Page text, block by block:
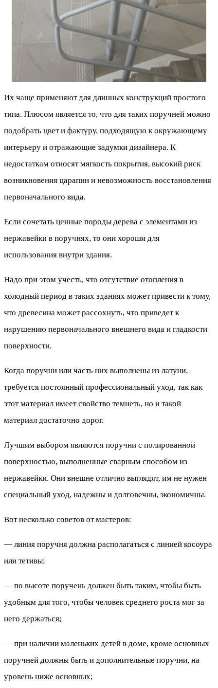
Их чаще применяют для длинных конструкций простого
типа. Плюсом является то, что для таких поручней можно
подобрать цвет и фактуру, подходящую к окружающему
интерьеру и отражающие задумки дизайнера. К
недостаткам относят мягкость покрытия, высокий риск
возникновения царапин и невозможность восстановления
первоначального вида.
Если сочетать ценные породы дерева с элементами из
нержавейки в поручнях, то они хороши для
использования внутри здания.
Надо при этом учесть, что отсутствие отопления в
холодный период в таких зданиях может привести к тому,
что древесина может рассохнуть, что приведет к
нарушению первоначального внешнего вида и гладкости
поверхности.
Когда поручни или часть них выполнены из латуни,
требуется постоянный профессиональный уход, так как
этот материал имеет свойство темнеть, но и такой
материал достаточно дорог.
Лучшим выбором являются поручни с полированной
поверхностью, выполненные сварным способом из
нержавейки. Они внешне отлично выглядят, им не нужен
специальный уход, надежны и долговечны, экономичны.
Вот несколько советов от мастеров:
— линия поручня должна располагаться с линией косоура
или тетивы;
— по высоте поручень должен быть таким, чтобы быть
удобным для того, чтобы человек среднего роста мог за
него держаться;
— при наличии маленьких детей в доме, кроме основных
поручней должны быть и дополнительные поручни, на
уровень ниже основных;